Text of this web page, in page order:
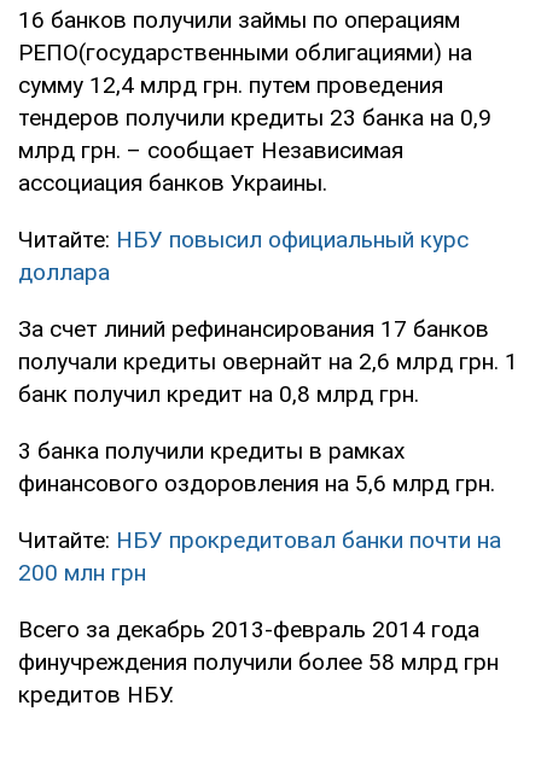
16 банков получили займы по операциям
РЕПО(государственными облигациями) на
сумму 12,4 млрд грн. путем проведения
тендеров получили кредиты 23 банка на 0,9
млрд грн. – сообщает Независимая
ассоциация банков Украины.
Читайте: НБУ повысил официальный курс
доллара
За счет линий рефинансирования 17 банков
получали кредиты овернайт на 2,6 млрд грн. 1
банк получил кредит на 0,8 млрд грн.
3 банка получили кредиты в рамках
финансового оздоровления на 5,6 млрд грн.
Читайте: НБУ прокредитовал банки почти на
200 млн грн
Всего за декабрь 2013-февраль 2014 года
финучреждения получили более 58 млрд грн
кредитов НБУ.